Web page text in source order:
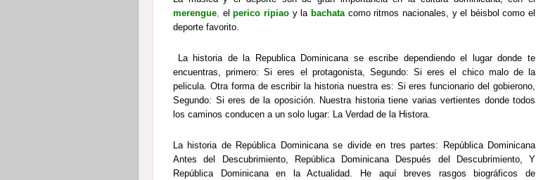
merengue, el perico ripiao y la bachata como ritmos nacionales, y el béisbol como el
deporte favorito.
La historia de la Republica Dominicana se escribe dependiendo el lugar donde te
encuentras, primero: Si eres el protagonista, Segundo: Si eres el chico malo de la
pelicula. Otra forma de escribir la historia nuestra es: Si eres funcionario del gobierono,
Segundo: Si eres de la oposición. Nuestra historia tiene varias vertientes donde todos
los caminos conducen a un solo lugar: La Verdad de la Histora.
La historia de República Dominicana se divide en tres partes: República Dominicana
Antes del Descubrimiento, República Dominicana Después del Descubrimiento, Y
República Dominicana en la Actualidad. He aquí breves rasgos biográficos de